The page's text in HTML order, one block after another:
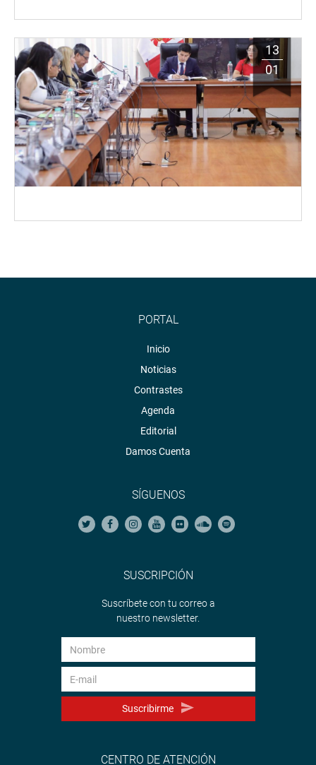
13
01
PORTAL
Inicio
Noticias
Contrastes
Agenda
Editorial
Damos Cuenta
SÍGUENOS
SUSCRIPCIÓN
Suscríbete con tu correo a
nuestro newsletter.
Suscribirme
CENTRO DE ATENCIÓN